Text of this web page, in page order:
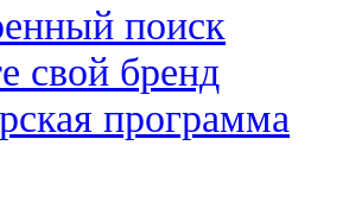
поиск
свой бренд
программа